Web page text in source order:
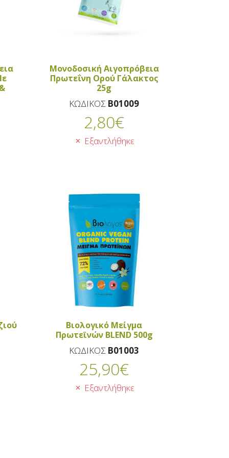
Μονοδοσική Αιγοπρόβεια
Πρωτεΐνη Ορού Γάλακτος
25g
ΚΩΔΙΚΟΣ B01009
2,80€
Εξαντλήθηκε
Βιολογικό Μείγμα
Πρωτεϊνών BLEND 500g
ΚΩΔΙΚΟΣ B01003
25,90€
Εξαντλήθηκε